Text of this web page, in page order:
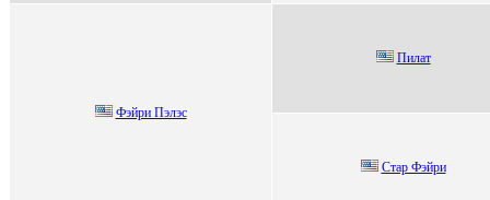
Фэйpи Пэлэс
Пилaт
Стaр Фэйри